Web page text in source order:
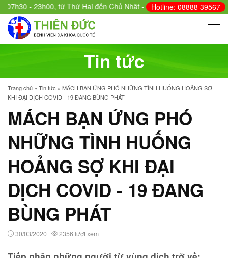
- 23h00, từ Thứ Hai đến Chủ Nhật - Cấp cứu: 24/24.Hotline: 08888 39567
Tin tức
Trang chủ » Tin tức » MÁCH BẠN ỨNG PHÓ NHỮNG TÌNH HUỐNG HOẢNG SỢ
KHI ĐẠI DỊCH COVID - 19 ĐANG BÙNG PHÁT
MÁCH BẠN ỨNG PHÓ
NHỮNG TÌNH HUỐNG
HOẢNG SỢ KHI ĐẠI
DỊCH COVID - 19 ĐANG
BÙNG PHÁT
30/03/2020 2356 lượt xem